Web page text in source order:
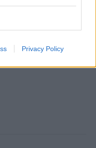
Privacy Policy